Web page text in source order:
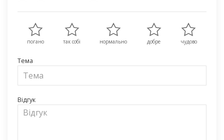
погано так собі нормально добре чудово
Тема
Відгук